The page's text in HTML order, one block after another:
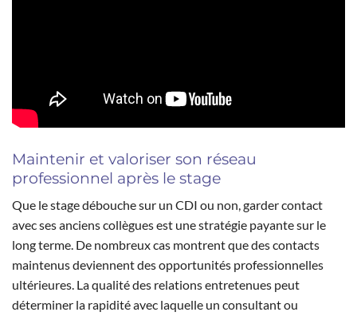
Maintenir et valoriser son réseau
professionnel après le stage
Que le stage débouche sur un CDI ou non, garder contact
avec ses anciens collègues est une stratégie payante sur le
long terme. De nombreux cas montrent que des contacts
maintenus deviennent des opportunités professionnelles
ultérieures. La qualité des relations entretenues peut
déterminer la rapidité avec laquelle un consultant ou